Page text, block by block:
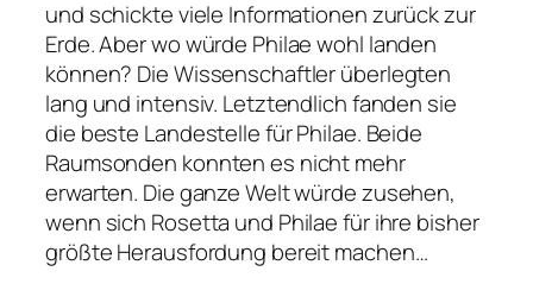
und schickte viele Informationen zurück zur
Erde. Aber wo würde Philae wohl landen
können? Die Wissenschaftler überlegten
lang und intensiv. Letztendlich fanden sie
die beste Landestelle für Philae. Beide
Raumsonden konnten es nicht mehr
erwarten. Die ganze Welt würde zusehen,
wenn sich Rosetta und Philae für ihre bisher
größte Herausfordung bereit machen…